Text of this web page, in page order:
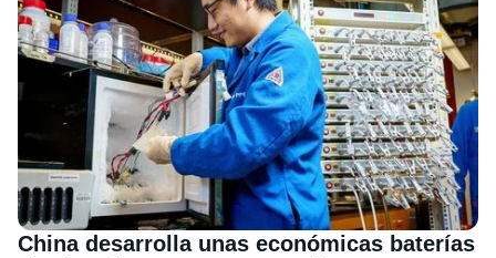
China desarrolla unas económicas baterías